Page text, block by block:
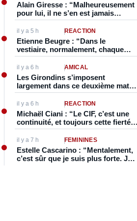
Alain Giresse : “Malheureusement
pour lui, il ne s’en est jamais
remis…”
il y a 5 h RÉACTION
Etienne Beugre : “Dans le
vestiaire, normalement, chaque
joueur a sa photo collée à sa place.
Pour moi, ils ont décollé la
photo…”
il y a 6 h AMICAL
Les Girondins s’imposent
largement dans ce deuxième match
de préparation
il y a 6 h RÉACTION
Michaël Ciani : “Le CIF, c’est une
continuité, et toujours cette fierté
de pouvoir encore porter le maillot
des Bleus”
il y a 7 h FÉMININES
Estelle Cascarino : “Mentalement,
c’est sûr que je suis plus forte. Je